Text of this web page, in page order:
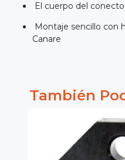
El cuerpo del
Montaje sencillo con
Canare
También